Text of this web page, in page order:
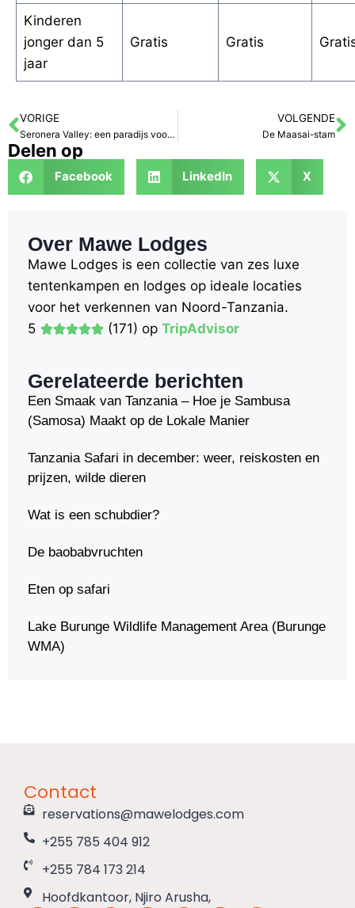
Kinderen
jonger dan 5
jaar
Gratis Gratis
VORIGE
Seronera Valley: een paradijs voor natuurliefhebbers
VOLGENDE
De Maasai-stam
Delen op
Facebook LinkedIn X
Over Mawe Lodges
Mawe Lodges is een collectie van zes luxe
tentenkampen en lodges op ideale locaties
voor het verkennen van Noord-Tanzania.
5
(171) op TripAdvisor
Gerelateerde berichten
Een Smaak van Tanzania – Hoe je Sambusa
(Samosa) Maakt op de Lokale Manier
Tanzania Safari in december: weer, reiskosten en
prijzen, wilde dieren
Wat is een schubdier?
De baobabvruchten
Eten op safari
Lake Burunge Wildlife Management Area (Burunge
WMA)
Contact
reservations@mawelodges.com
+255 785 404 912
+255 784 173 214
Hoofdkantoor, Njiro Arusha,